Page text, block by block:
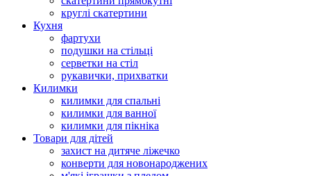
круглі скатертини
Кухня
фартухи
подушки на стільці
серветки на стіл
рукавички, прихватки
Килимки
килимки для спальні
килимки для ванної
килимки для пікніка
Товари для дітей
захист на дитяче ліжечко
конверти для новонароджених